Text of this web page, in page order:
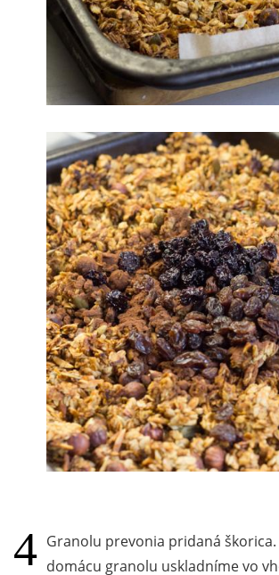
Granolu prevonia pridaná
domácu granolu uskladníme vo